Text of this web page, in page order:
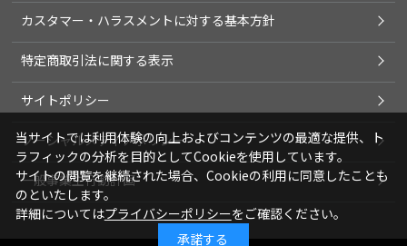
カスタマー・ハラスメントに対する基本方針
特定商取引法に関する表示
サイトポリシー
ソーシャルメディアポリシー
一般事業主行動計画
当サイトでは利用体験の向上およびコンテンツの最適な提供、ト
ラフィックの分析を目的としてCookieを使用しています。
サイトの閲覧を継続された場合、Cookieの利用に同意したことも
のといたします。
詳細についてはプライバシーポリシーをご確認ください。
承諾する